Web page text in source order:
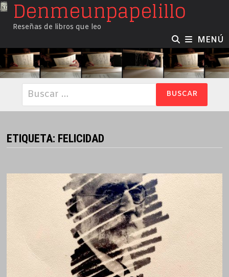
SaltarDenmeunpapelillo
Reseñas de libros que leo
MENÚ
Buscar:
ETIQUETA: FELICIDAD